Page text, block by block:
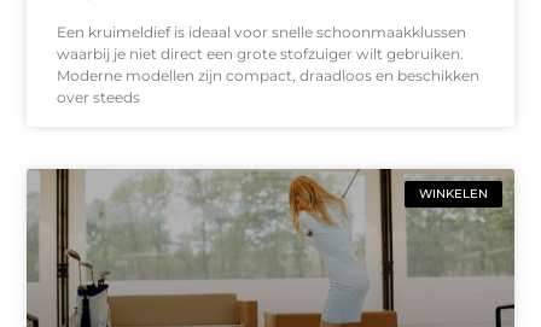
Een kruimeldief is ideaal voor snelle schoonmaakklussen
waarbij je niet direct een grote stofzuiger wilt gebruiken.
Moderne modellen zijn compact, draadloos en beschikken
over steeds
WINKELEN